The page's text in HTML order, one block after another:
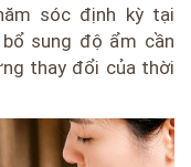
sóc định kỳ tại
sung độ ẩm cần
thay đổi của thời